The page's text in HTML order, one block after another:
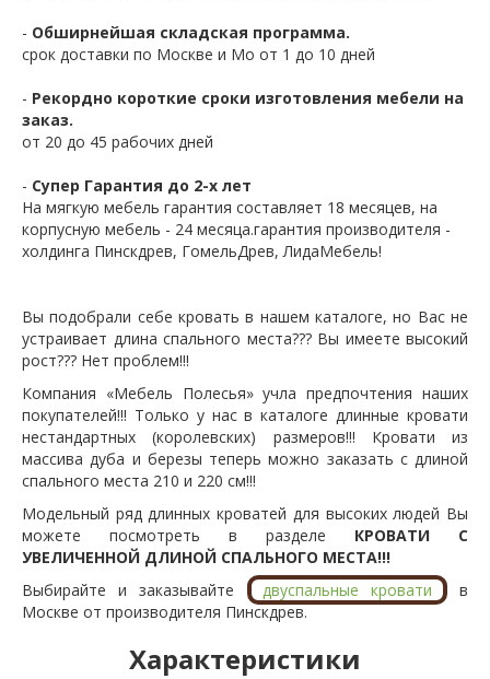
- Обширнейшая складская программа.
срок доставки по Москве и Мо от 1 до 10 дней
- Рекордно короткие сроки изготовления мебели на
заказ.
от 20 до 45 рабочих дней
- Супер Гарантия до 2-х лет
На мягкую мебель гарантия составляет 18 месяцев, на
корпусную мебель - 24 месяца.гарантия производителя -
холдинга Пинскдрев, ГомельДрев, ЛидаМебель!
Вы подобрали себе кровать в нашем каталоге, но Вас не
устраивает длина спального места??? Вы имеете высокий
рост??? Нет проблем!!!
Компания «Мебель Полесья» учла предпочтения наших
покупателей!!! Только у нас в каталоге длинные кровати
нестандартных (королевских) размеров!!! Кровати из
массива дуба и березы теперь можно заказать с длиной
спального места 210 и 220 см!!!
Модельный ряд длинных кроватей для высоких людей Вы
можете посмотреть в разделе КРОВАТИ С
УВЕЛИЧЕННОЙ ДЛИНОЙ СПАЛЬНОГО МЕСТА!!!
Выбирайте и заказывайте
двуспальные кровати
в
Москве от производителя Пинскдрев.
Характеристики